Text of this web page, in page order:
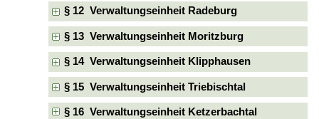
§ 12 Verwaltungseinheit Radeburg
§ 13 Verwaltungseinheit Moritzburg
§ 14 Verwaltungseinheit Klipphausen
§ 15 Verwaltungseinheit Triebischtal
§ 16 Verwaltungseinheit Ketzerbachtal